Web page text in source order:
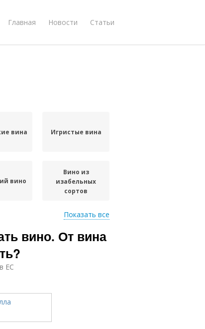
Главная Новости Статьи
вина Игристые вина
вино
Вино из
изабельных
сортов
Показать все
вино. От вина
ЕС